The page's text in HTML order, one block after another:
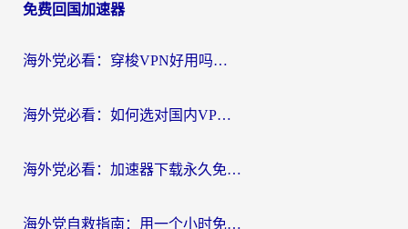
导
免费回国加速器
海外党必看：穿梭VPN好用吗？和云帆VPN对比哪个回国效果更好？附真实测评+避坑指南
海外党必看：如何选对国内VPN，实现无缝访问国内资源？
海外党必看：加速器下载永久免费版真的存在吗？教你无缝访问国内资源的正确姿势
海外党自救指南：用一个小时免费加速器，轻松打破国内资源访问壁垒？